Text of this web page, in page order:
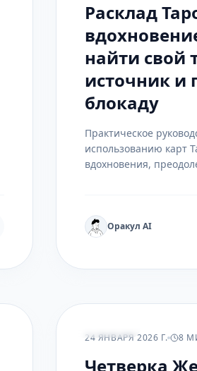
Расклад
найти свой
источник и
блокаду
Практическое
использованию карт
вдохновения,
Оракул AI
24 ЯНВАРЯ 2026 Г. 8
Четверка